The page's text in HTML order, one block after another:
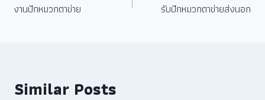
งานปักหมวกตาข่าย รับปักหมวกตาข่ายส่งนอก
Similar Posts